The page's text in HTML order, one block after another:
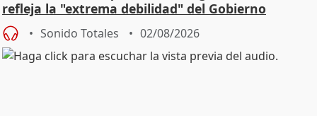
refleja la "extrema debilidad" del Gobierno
Sonido Totales 02/08/2026